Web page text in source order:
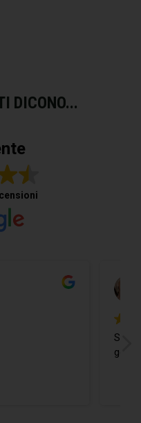
DICONO...
ogni cosa ed in più il